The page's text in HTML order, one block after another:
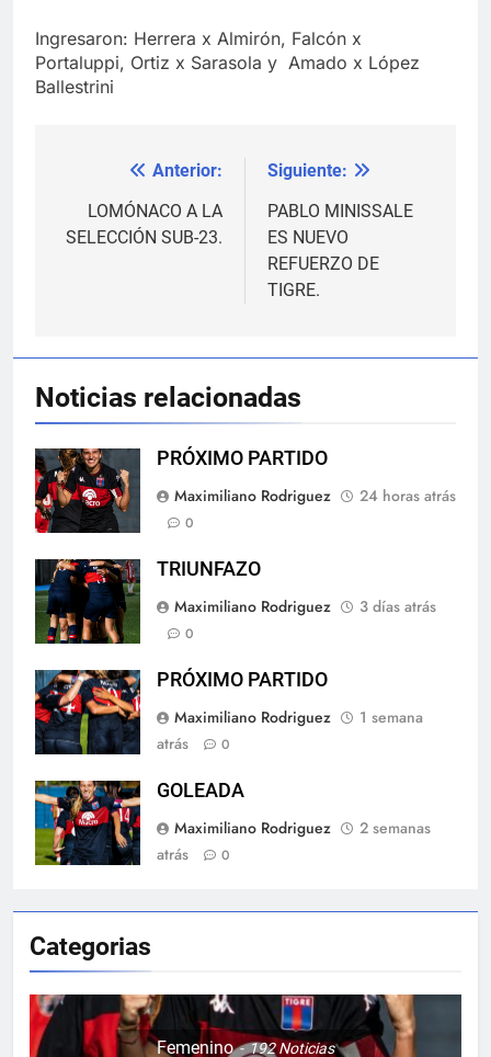
Ingresaron: Herrera x Almirón, Falcón x
Portaluppi, Ortiz x Sarasola y Amado x López
Ballestrini
Navegación
Anterior:
LOMÓNACO A LA
SELECCIÓN SUB-23.
Siguiente:
PABLO MINISSALE
ES NUEVO
REFUERZO DE
TIGRE.
Noticias relacionadas
PRÓXIMO PARTIDO
Maximiliano Rodriguez
24 horas atrás
0
TRIUNFAZO
Maximiliano Rodriguez
3 días atrás
0
PRÓXIMO PARTIDO
Maximiliano Rodriguez
1 semana
atrás
0
GOLEADA
Maximiliano Rodriguez
2 semanas
atrás
0
Categorias
Femenino 192Noticias